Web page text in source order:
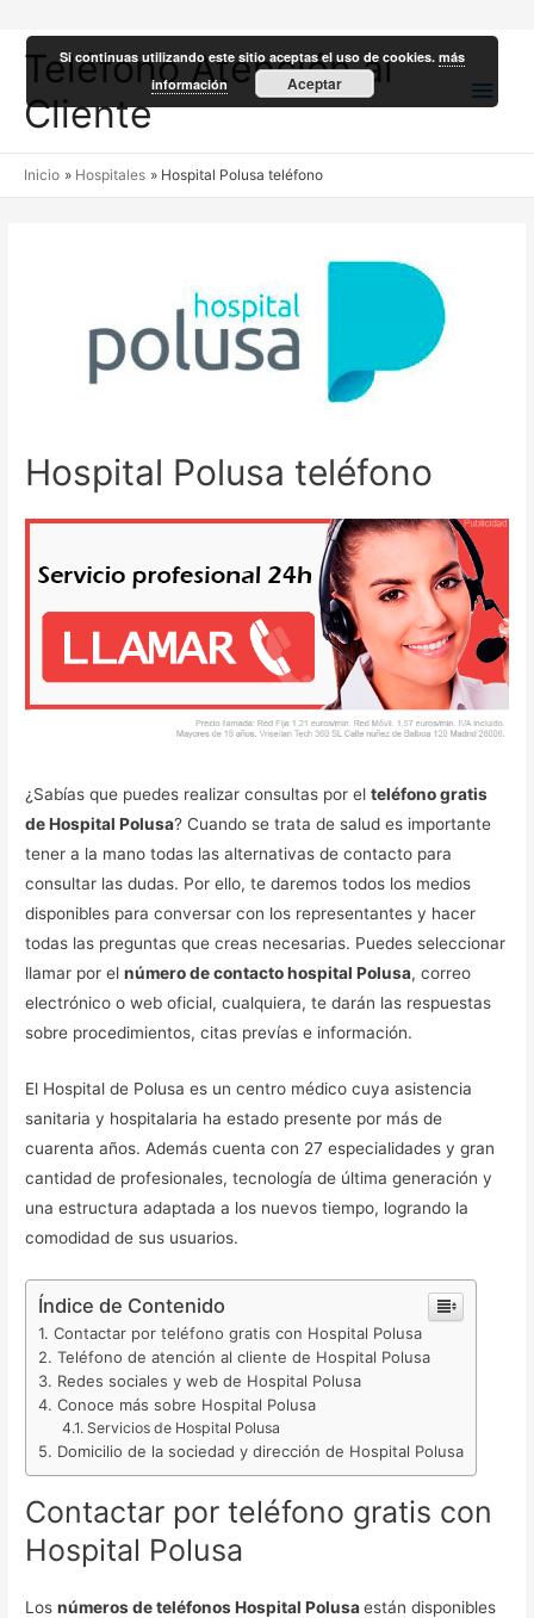
Teléfono Atención al
Cliente
Inicio Hospitales Hospital Polusa teléfono
Hospital Polusa teléfono
¿Sabías que puedes realizar consultas por elteléfono gratis
de Hospital Polusa? Cuando se trata de salud es importante
tener a la mano todas las alternativas de contacto para
consultar las dudas. Por ello, te daremos todos los medios
disponibles para conversar con los representantes y hacer
todas las preguntas que creas necesarias. Puedes seleccionar
llamar por elnúmero de contacto hospital Polusa, correo
electrónico o web oficial, cualquiera, te darán las respuestas
sobre procedimientos, citas prevías e información.
El Hospital de Polusa es un centro médico cuya asistencia
sanitaria y hospitalaria ha estado presente por más de
cuarenta años. Además cuenta con 27 especialidades y gran
cantidad de profesionales, tecnología de última generación y
una estructura adaptada a los nuevos tiempo, logrando la
comodidad de sus usuarios.
Índice de Contenido
Contactar por teléfono gratis con Hospital Polusa
Teléfono de atención al cliente de Hospital Polusa
Redes sociales y web de Hospital Polusa
Conoce más sobre Hospital Polusa
Servicios de Hospital Polusa
Domicilio de la sociedad y dirección de Hospital Polusa
Contactar por teléfono gratis con
Hospital Polusa
Losnúmeros de teléfonos Hospital Polusaestán disponibles
Si continuas utilizando este sitio aceptas el uso de cookies.más
información
Aceptar